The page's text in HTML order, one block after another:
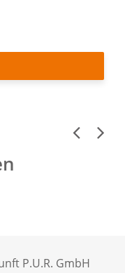
Previous
Next
P.U.R. GmbH